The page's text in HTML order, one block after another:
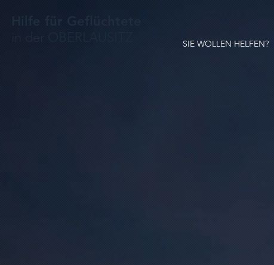
SIE WOLLEN HELFEN?